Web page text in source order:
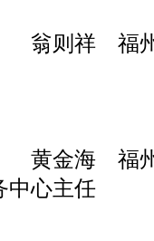
翁则祥 福州
黄金海 福州
中心主任